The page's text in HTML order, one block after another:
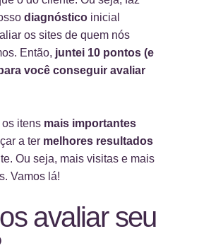
diagnóstico inicial
os sites de quem nós
Então, juntei 10 pontos (e
você conseguir avaliar
os itens mais importantes
a ter melhores resultados
Ou seja, mais visitas e mais
Vamos lá!
avaliar seu